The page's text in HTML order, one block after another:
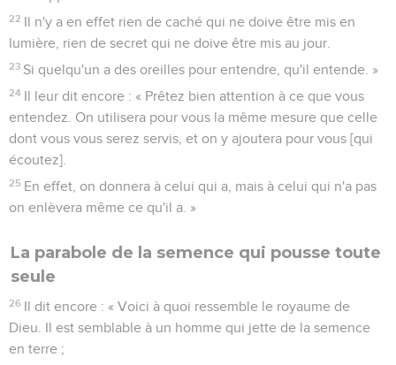
22 Il n'y a en effet rien de caché qui ne doive être mis en
lumière, rien de secret qui ne doive être mis au jour.
23 Si quelqu'un a des oreilles pour entendre, qu'il entende. »
24 Il leur dit encore : « Prêtez bien attention à ce que vous
entendez. On utilisera pour vous la même mesure que celle
dont vous vous serez servis, et on y ajoutera pour vous [qui
écoutez].
25 En effet, on donnera à celui qui a, mais à celui qui n'a pas
on enlèvera même ce qu'il a. »
La parabole de la semence qui pousse toute
seule
26 Il dit encore : « Voici à quoi ressemble le royaume de
Dieu. Il est semblable à un homme qui jette de la semence
en terre ;